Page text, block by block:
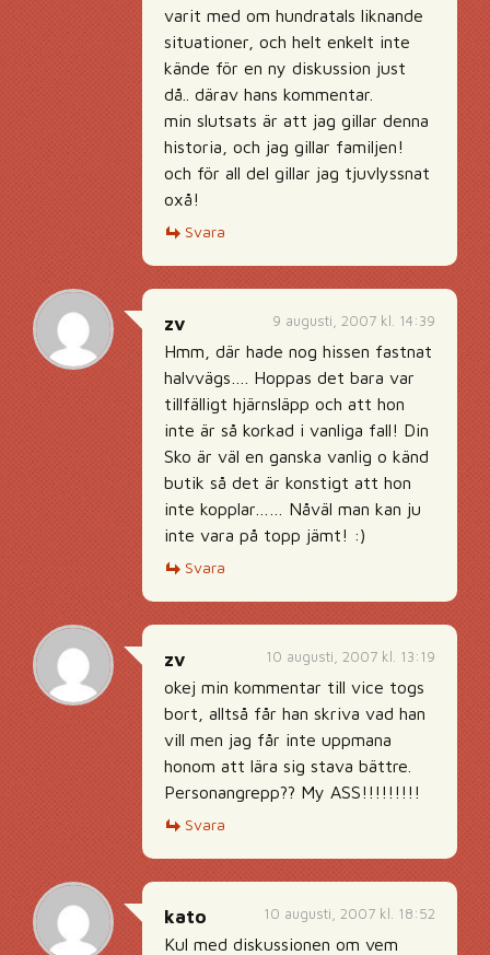
varit med om hundratals liknande
situationer, och helt enkelt inte
kände för en ny diskussion just
då.. därav hans kommentar.
min slutsats är att jag gillar denna
historia, och jag gillar familjen!
och för all del gillar jag tjuvlyssnat
oxå!
Svara
9 augusti, 2007 kl. 14:39
zv
Hmm, där hade nog hissen fastnat
halvvägs…. Hoppas det bara var
tillfälligt hjärnsläpp och att hon
inte är så korkad i vanliga fall! Din
Sko är väl en ganska vanlig o känd
butik så det är konstigt att hon
inte kopplar…… Nåväl man kan ju
inte vara på topp jämt! :)
Svara
10 augusti, 2007 kl. 13:19
zv
okej min kommentar till vice togs
bort, alltså får han skriva vad han
vill men jag får inte uppmana
honom att lära sig stava bättre.
Personangrepp?? My ASS!!!!!!!!!
Svara
10 augusti, 2007 kl. 18:52
kato
Kul med diskussionen om vem